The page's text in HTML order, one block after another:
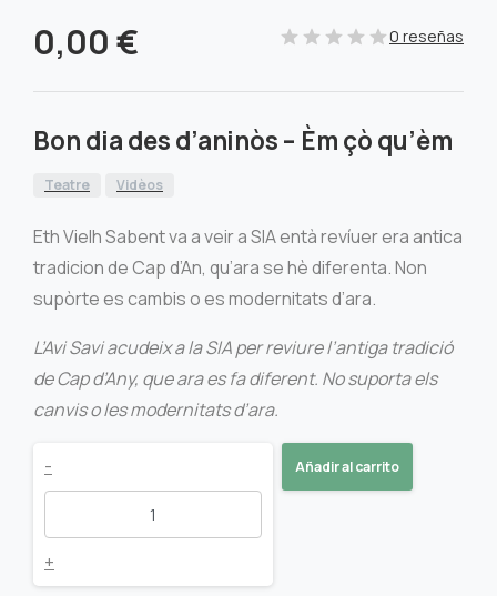
0,00€ 0 reseñas
Bon dia des d’aninòs – Èm çò qu’èm
Teatre Vidèos
Eth Vielh Sabent va a veir a SIA entà revíuer era antica
tradicion de Cap d’An, qu’ara se hè diferenta. Non
supòrte es cambis o es modernitats d’ara.
L’Avi Savi acudeix a la SIA per reviure l’antiga tradició
de Cap d’Any, que ara es fa diferent. No suporta els
canvis o les modernitats d’ara.
Bon
des
-
+
Añadir al carrito